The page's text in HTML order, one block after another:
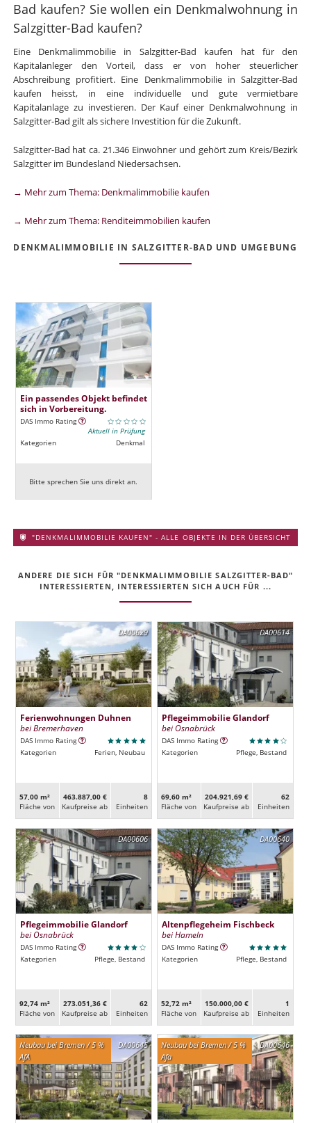
Bad kaufen? Sie wollen ein Denkmalwohnung in
Salzgitter-Bad kaufen?
Eine Denkmalimmobilie in Salzgitter-Bad kaufen hat für den
Kapitalanleger den Vorteil, dass er von hoher steuerlicher
Abschreibung profitiert. Eine Denkmalimmobilie in Salzgitter-Bad
kaufen heisst, in eine individuelle und gute vermietbare
Kapitalanlage zu investieren. Der Kauf einer Denkmalwohnung in
Salzgitter-Bad gilt als sichere Investition für die Zukunft.
Salzgitter-Bad hat ca. 21.346 Einwohner und gehört zum Kreis/Bezirk
Salzgitter im Bundesland Niedersachsen.
→ Mehr zum Thema: Denkmalimmobilie kaufen
→ Mehr zum Thema: Renditeimmobilien kaufen
DENKMALIMMOBILIE IN SALZGITTER-BAD UND UMGEBUNG
Ein passendes Objekt befindet
sich in Vorbereitung.
DAS Immo Rating
Aktuell in Prüfung
Kategorien
Denkmal
Bitte sprechen Sie uns direkt an.
"DENKMALIMMOBILIE KAUFEN" - ALLE OBJEKTE IN DER ÜBERSICHT
ANDERE DIE SICH FÜR "DENKMALIMMOBILIE SALZGITTER-BAD"
INTERESSIERTEN, INTERESSIERTEN SICH AUCH FÜR ...
DA00629
Ferienwohnungen Duhnen
bei Bremerhaven
DAS Immo Rating
Kategorien
Ferien, Neubau
57,00 m²
Fläche von
463.887,00 €
Kaufpreise ab
8
Ein­heiten
DA00614
Pflegeimmobilie Glandorf
bei Osnabrück
DAS Immo Rating
Kategorien
Pflege, Bestand
69,60 m²
Fläche von
204.921,69 €
Kaufpreise ab
62
Ein­heiten
DA00606
Pflegeimmobilie Glandorf
bei Osnabrück
DAS Immo Rating
Kategorien
Pflege, Bestand
92,74 m²
Fläche von
273.051,36 €
Kaufpreise ab
62
Ein­heiten
DA00640
Altenpflegeheim Fischbeck
bei Hameln
DAS Immo Rating
Kategorien
Pflege, Bestand
52,72 m²
Fläche von
150.000,00 €
Kaufpreise ab
1
Ein­heiten
DA00645
Neubau bei Bremen / 5 %
AfA
DA00646
Neubau bei Bremen / 5 %
Afa